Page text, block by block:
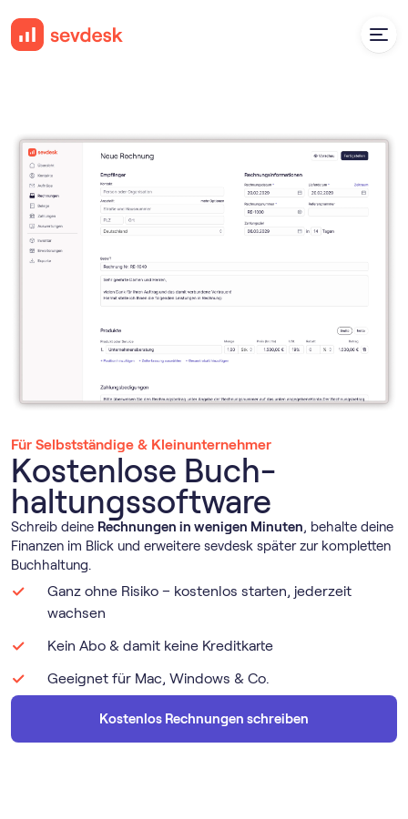
Für Selbstständige & Kleinunternehmer
Kostenlose Buch­
haltungs­software
Schreib deine Rechnungen in wenigen Minuten, behalte deine
Finanzen im Blick und erweitere sevdesk später zur kompletten
Buchhaltung.
Ganz ohne Risiko – kostenlos starten, jederzeit
wachsen
Kein Abo & damit keine Kreditkarte
Geeignet für Mac, Windows & Co.
Kostenlos Rechnungen schreiben